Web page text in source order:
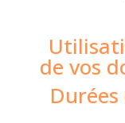
de vos